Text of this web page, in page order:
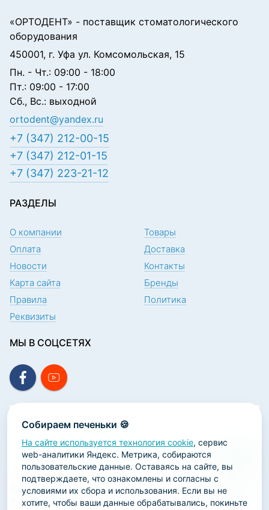
Собираем печеньки 🍪
На сайте используется технология cookie, сервис
web-аналитики Яндекс. Метрика, собираются
пользовательские данные. Оставаясь на сайте, вы
подтверждаете, что ознакомлены и согласны с
условиями их сбора и использования. Если вы не
хотите, чтобы ваши данные обрабатывались, покиньте
«ОРТОДЕНТ» - поставщик стоматологического
оборудования
450001, г. Уфа ул. Комсомольская, 15
Пн. - Чт.: 09:00 - 18:00
Пт.: 09:00 - 17:00
Сб., Вс.: выходной
ortodent@yandex.ru
+7 (347) 212-00-15
+7 (347) 212-01-15
+7 (347) 223-21-12
РАЗДЕЛЫ
О компании
Товары
Оплата
Доставка
Новости
Контакты
Карта сайта
Бренды
Правила
Политика
Реквизиты
МЫ В СОЦСЕТЯХ
ПОДПИСКА НА НОВОСТИ
2026 ООО «Научно-производственная лаборатория
«ОРТОДЕНТ»